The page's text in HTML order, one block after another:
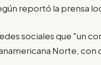
reportó la prensa
sociales que "un
Norte, con